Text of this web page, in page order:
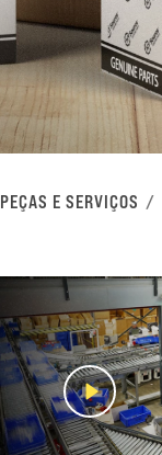
PEÇAS E SERVIÇOS